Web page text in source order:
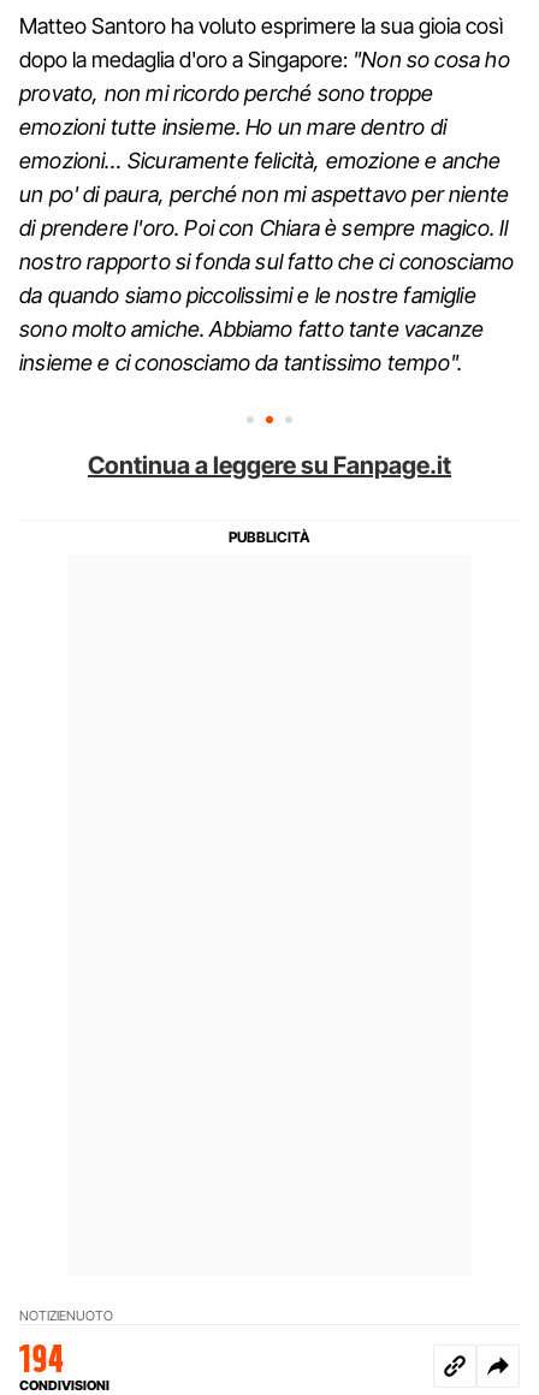
Matteo Santoro ha voluto esprimere la sua gioia così
dopo la medaglia d'oro a Singapore: "Non so cosa ho
provato, non mi ricordo perché sono troppe
emozioni tutte insieme. Ho un mare dentro di
emozioni… Sicuramente felicità, emozione e anche
un po' di paura, perché non mi aspettavo per niente
di prendere l'oro. Poi con Chiara è sempre magico. Il
nostro rapporto si fonda sul fatto che ci conosciamo
da quando siamo piccolissimi e le nostre famiglie
sono molto amiche. Abbiamo fatto tante vacanze
insieme e ci conosciamo da tantissimo tempo".
Continua a leggere su Fanpage.it
NOTIZIENUOTO
194
CONDIVISIONI